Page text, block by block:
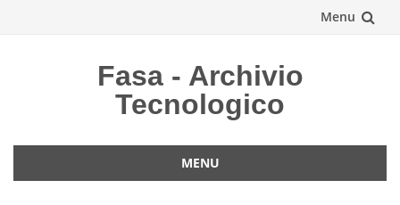
Menu
Fasa - Archivio
Tecnologico
MENU